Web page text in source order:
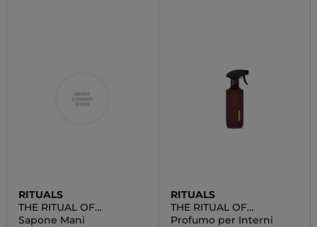
RITUALS
THE RITUAL OF
AYURVEDA
Sapone Mani
RITUALS
THE RITUAL OF
AYURVEDA
Profumo per Interni